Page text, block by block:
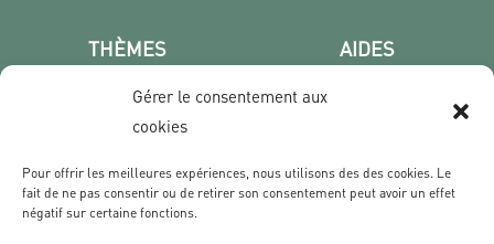
Gérer le consentement aux
cookies
Pour offrir les meilleures expériences, nous utilisons des des cookies. Le
fait de ne pas consentir ou de retirer son consentement peut avoir un effet
négatif sur certaine fonctions.
THÈMES
Poster photo
Les villes
Film & Série
AIDES